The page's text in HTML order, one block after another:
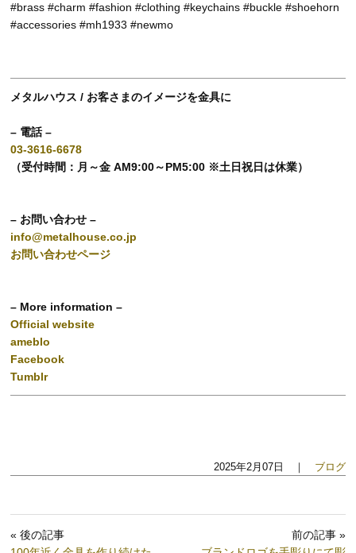
#brass #charm #fashion #clothing #keychains #buckle #shoehorn
#accessories #mh1933 #newmo
メタルハウス / お客さまのイメージを金具に
– 電話 –
03-3616-6678
（受付時間：月～金 AM9:00～PM5:00 ※土日祝日は休業）
– お問い合わせ –
info@metalhouse.co.jp
お問い合わせページ
– More information –
Official website
ameblo
Facebook
Tumblr
2025年2月07日 ｜ ブログ
« 後の記事
前の記事 »